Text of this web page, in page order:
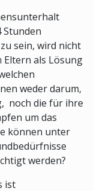
Stunden
sein, wird nicht
als Lösung
weder darum,
noch die für ihre
um das
können unter
werden?
ist